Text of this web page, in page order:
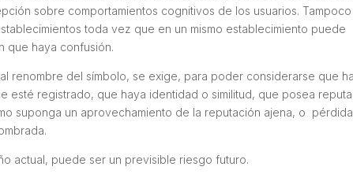
sobre comportamientos cognitivos de los usuarios. Tampoco
toda vez que en un mismo establecimiento puede
que haya confusión.
renombre del símbolo, se exige, para poder considerarse que
esté registrado, que haya identidad o similitud, que posea
suponga un aprovechamiento de la reputación ajena, o
actual, puede ser un previsible riesgo futuro.